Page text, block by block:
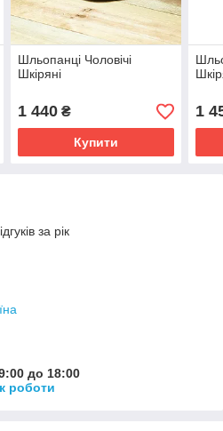
Шльопанці Чоловічі
Шкіряні
1 440₴
Купити
1
за рік
до 18:00
роботи